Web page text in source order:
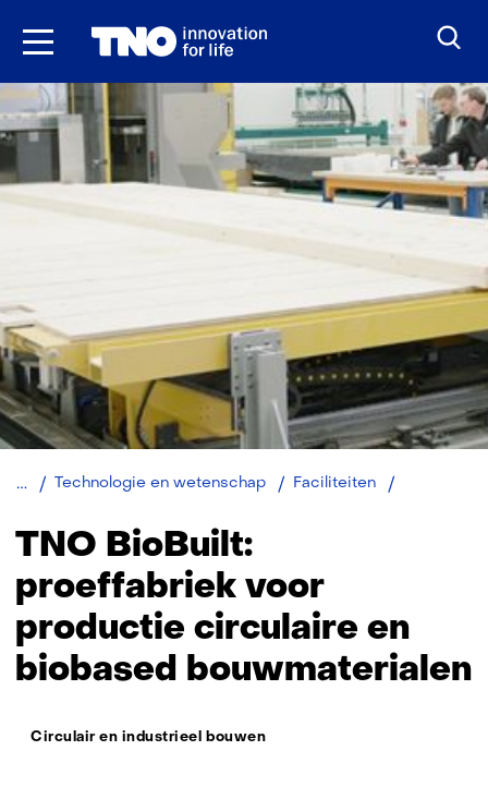
Ga
Technologie en wetenschap Faciliteiten
TNO BioBuilt:
proeffabriek voor
productie circulaire en
biobased bouwmaterialen
Thema:
Circulair en industrieel bouwen